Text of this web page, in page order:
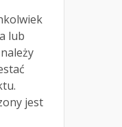
lub
jest